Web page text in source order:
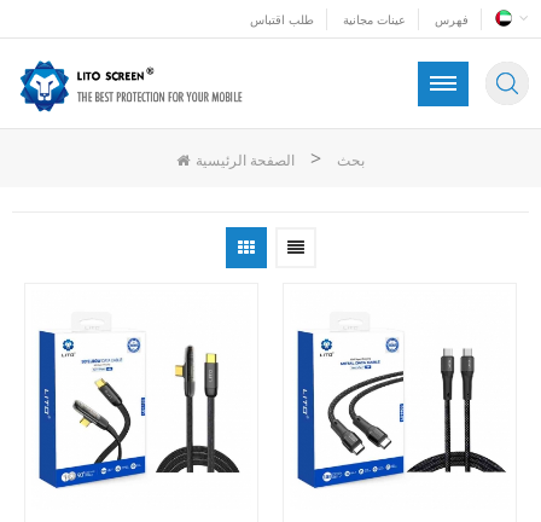
طلب اقتباس عينات مجانية فهرس
الصفحة الرئيسية > بحث